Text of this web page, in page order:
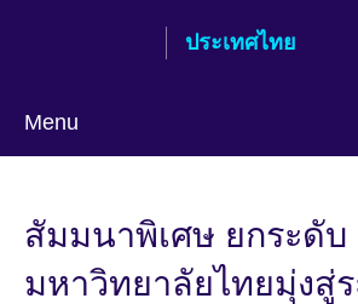
ประเทศไทย
Menu
สัมมนาพิเศษ ยกระดับ
มหาวิทยาลัยไทยมุ่งสู่